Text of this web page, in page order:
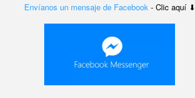
Envíanos un mensaje de Facebook - Clic aquí ⬇